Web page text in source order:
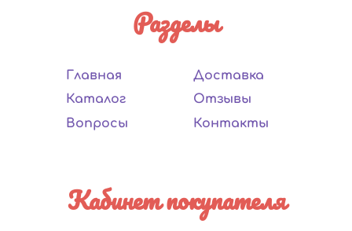
Разделы
Главная
Каталог
Вопросы
Доставка
Отзывы
Контакты
Кабинет покупателя